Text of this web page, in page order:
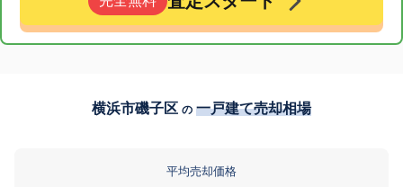
横浜市磯子区 の 一戸建て売却相場
平均売却価格